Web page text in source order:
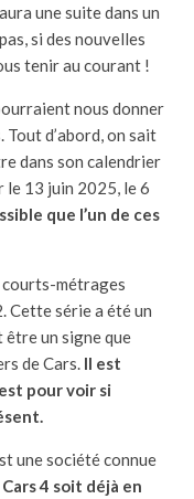
une suite dans un
si des nouvelles
tenir au courant !
nous donner
d’abord, on sait
dans son calendrier
le 13 juin 2025, le 6
que l’un de ces
courts-métrages
Cette série a été un
être un signe que
de Cars. Il est
pour voir si
une société connue
4 soit déjà en